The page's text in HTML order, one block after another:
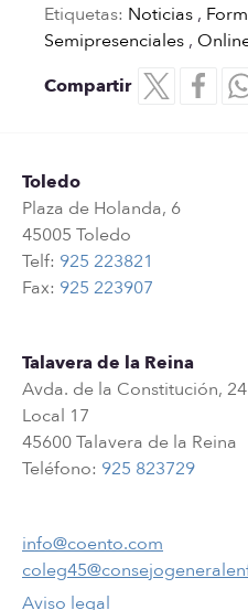
Etiquetas: Noticias ,
Semipresenciales ,
Compartir
Toledo
Plaza de Holanda, 6
45005 Toledo
Telf: 925 223821
Fax: 925 223907
Talavera de la Reina
Avda. de la Constitución, 24
Local 17
45600 Talavera de la Reina
Teléfono: 925 823729
info@coento.com
Aviso legal